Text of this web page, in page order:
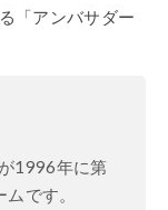
「アンバサダー
1996年に第
です。